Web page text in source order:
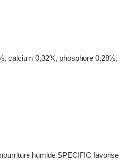
calcium 0,32%, phosphore 0,28%,
humide SPECIFIC favorise